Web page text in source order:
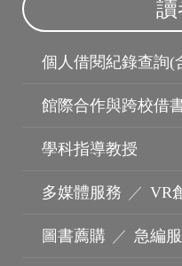
讀
個人借閱紀錄查詢(
館際合作與跨校借
學科指導教授
多媒體服務 ／ VR
圖書薦購 ／ 急編